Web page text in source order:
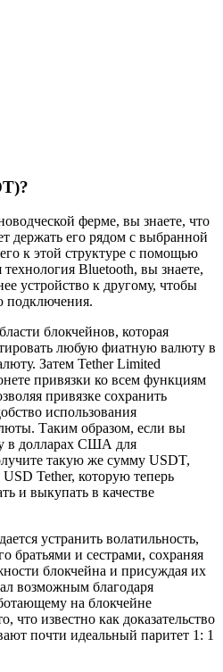
ферме, вы знаете, что
держать его рядом с выбранной
к этой структуре с помощью
Bluetooth, вы знаете,
устройство к другому, чтобы
подключения.
блокчейнов, которая
любую фиатную валюту в
Затем Tether Limited
привязки ко всем функциям
привязке сохранить
использования
Таким образом, если вы
в долларах США для
такую же сумму USDT,
USD Tether, которую теперь
и выкупать в качестве
устранить волатильность,
братьями и сестрами, сохраняя
блокчейна и присуждая их
возможным благодаря
на блокчейне
что известно как доказательство
почти идеальный паритет 1: 1